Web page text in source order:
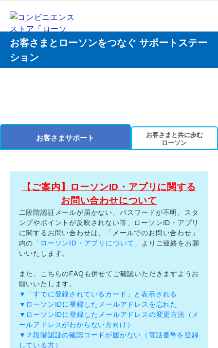
お客さまとローソンをつなぐ サポートステー
ション
お客さまサポート
お客さまと共に歩む
ローソン
【ご案内】ローソンID・アプリに関する
お問い合わせについて
二段階認証メールが届かない、パスワードが不明、スタ
ンプやポイントが反映されない等、ローソンID・アプリ
に関するお問い合わせは、「メールでのお問い合わせ」
内の 「ローソンID・アプリについて」
よりご連絡をお願
いいたします。
また、こちらのFAQも併せてご確認いただきますようお
願いいたします。
▼「すでに登録されているカード」と表示される
▼ローソンIDに登録したメールアドレスを忘れた
▼ローソンIDに登録したメールアドレスの変更方法（メ
ールアドレスがわからない方向け）
▼２段階認証の確認コードが届かない（電話番号を登録
している方）